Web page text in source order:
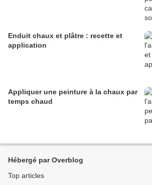
Enduit chaux et plâtre : recette et
application
Appliquer une peinture à la chaux par
temps chaud
Hébergé par Overblog
Top articles